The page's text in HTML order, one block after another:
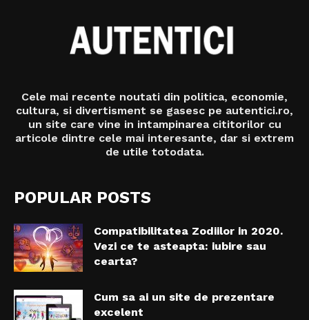
Cele mai recente noutati din politica, economie,
cultura, si divertisment se gasesc pe autentici.ro,
un site care vine in intampinarea cititorilor cu
articole dintre cele mai interesante, dar si extrem
de utile totodata.
POPULAR POSTS
Compatibilitatea Zodiilor in 2020.
Vezi ce te asteapta: iubire sau
cearta?
Cum sa ai un site de prezentare
excelent